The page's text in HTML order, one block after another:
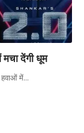
देंगी धूम
में…